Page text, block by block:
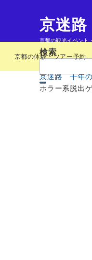
京迷
京都の観光イベント
検索
索：
京都の体験・ツアー予約
京迷路 千年
ホラー系脱出